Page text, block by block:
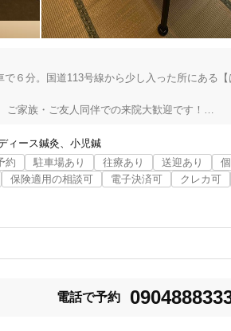
６分。国道113号線から少し入った所にある
家族・ご友人同伴での来院大歓迎です！
ています。
てトータル的にアドバイスと施術をおこない
頚腕症候群・慢性疼痛など健康保険適応の場合
ィース鍼灸
小児鍼
約 駐車場あり 往療あり 送迎あり
保険適用の相談可 電子決済可 クレカ可
電話で予約